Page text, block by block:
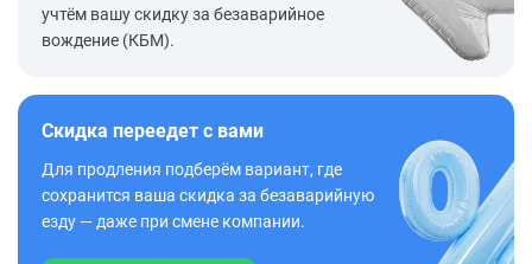
учтём вашу скидку за безаварийное
вождение (КБМ).
Скидка переедет с вами
Для продления подберём вариант, где
сохранится ваша скидка за безаварийную
езду — даже при смене компании.